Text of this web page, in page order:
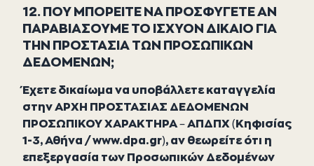
12. ΠΟΥ ΜΠΟΡΕΙΤΕ ΝΑ ΠΡΟΣΦΥΓΕΤΕ ΑΝ
ΠΑΡΑΒΙΑΣΟΥΜΕ ΤΟ ΙΣΧΥΟΝ ΔΙΚΑΙΟ ΓΙΑ
ΤΗΝ ΠΡΟΣΤΑΣΙΑ ΤΩΝ ΠΡΟΣΩΠΙΚΩΝ
ΔΕΔΟΜΕΝΩΝ;
Έχετε δικαίωμα να υποβάλλετε καταγγελία
στην ΑΡΧΗ ΠΡΟΣΤΑΣΙΑΣ ΔΕΔΟΜΕΝΩΝ
ΠΡΟΣΩΠΙΚΟΥ ΧΑΡΑΚΤΗΡΑ – ΑΠΔΠΧ (Κηφισίας
1-3, Αθήνα / www.dpa.gr), αν θεωρείτε ότι η
επεξεργασία των Προσωπικών Δεδομένων